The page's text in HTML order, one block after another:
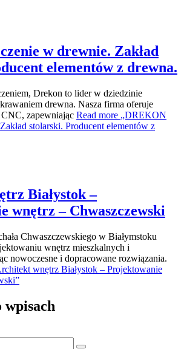
w drewnie. Zakład
elementów z drewna.
Drekon to lider w dziedzinie
drewna. Nasza firma oferuje
zapewniając Read more „DREKON
stolarski. Producent elementów z
Białystok –
wnętrz – Chwaszczewski
Chwaszczewskiego w Białymstoku
wnętrz mieszkalnych i
nowoczesne i dopracowane rozwiązania.
wnętrz Białystok – Projektowanie
wpisach